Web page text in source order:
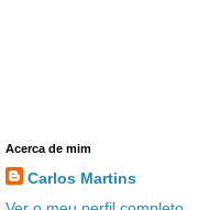
Acerca de mim
Carlos Martins